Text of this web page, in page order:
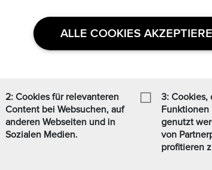
Edelmetalle und
Formaten Jetzt kaufen /
USEFUL
ALLE COOKIES
2: Cookies für relevanteren
Content bei Websuchen, auf
anderen Webseiten und in
Sozialen Medien.
3: Cookies,
genutzt
von
profitieren